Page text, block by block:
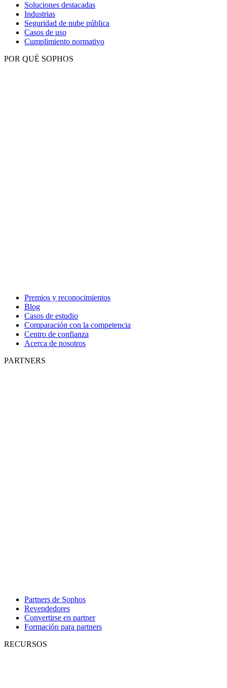
Soluciones destacadas
Industrias
Seguridad de nube pública
Casos de uso
Cumplimiento normativo
POR QUÉ SOPHOS
Premios y reconocimientos
Blog
Casos de estudio
Comparación con la competencia
Centro de confianza
Acerca de nosotros
PARTNERS
Partners de Sophos
Revendedores
Convertirse en partner
Formación para partners
RECURSOS